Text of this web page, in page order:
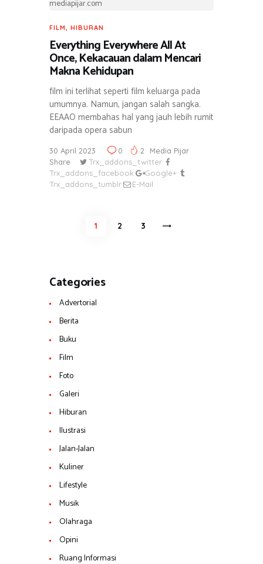
FILM, HIBURAN
Everything Everywhere All At
Once, Kekacauan dalam Mencari
Makna Kehidupan
film ini terlihat seperti film keluarga pada
umumnya. Namun, jangan salah sangka.
EEAAO membahas hal yang jauh lebih rumit
daripada opera sabun
30 April 2023 0 2
Media Pijar
Share
Trx_addons_twitter
Trx_addons_facebook
Google+
Trx_addons_tumblr
E-Mail
PAGE
1 PAGE
2 PAGE
3
Categories
Advertorial
Berita
Buku
Film
Foto
Galeri
Hiburan
Ilustrasi
Jalan-Jalan
Kuliner
Lifestyle
Musik
Olahraga
Opini
Ruang Informasi